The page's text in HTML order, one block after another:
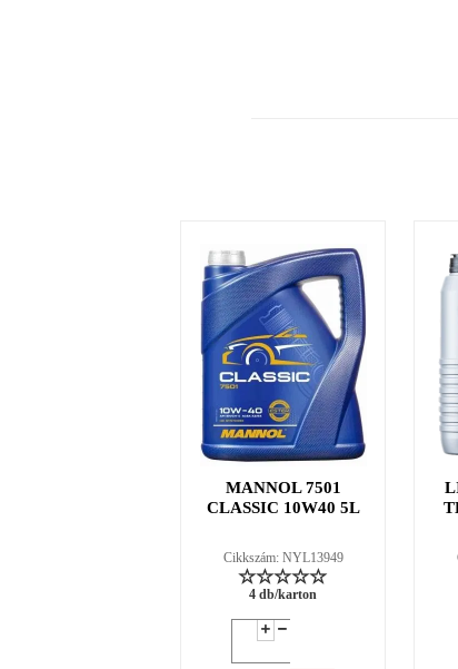
MANNOL 7501
CLASSIC 10W40 5L
Cikkszám: NYL13949
4 db/karton